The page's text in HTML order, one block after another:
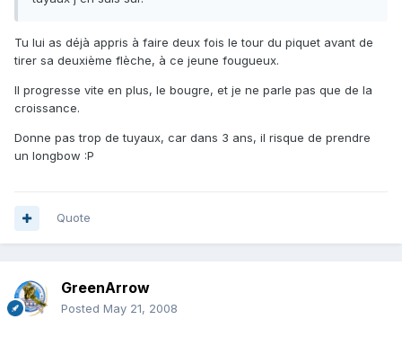
Tu lui as déjà appris à faire deux fois le tour du piquet avant de
tirer sa deuxième flèche, à ce jeune fougueux.
Il progresse vite en plus, le bougre, et je ne parle pas que de la
croissance.
Donne pas trop de tuyaux, car dans 3 ans, il risque de prendre
un longbow :P
Quote
GreenArrow
Posted May 21, 2008